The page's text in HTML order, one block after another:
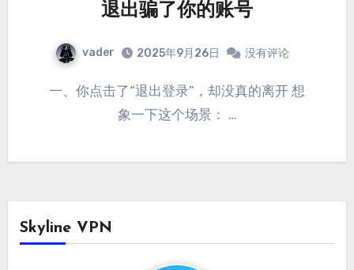
退出骗了你的账号
vader 2025年9月26日 没有评论
一、你点击了“退出登录”，却没真的离开 想
象一下这个场景： …
Skyline VPN